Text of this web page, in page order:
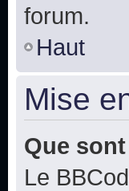
forum.
Haut
Mise
Que
Le